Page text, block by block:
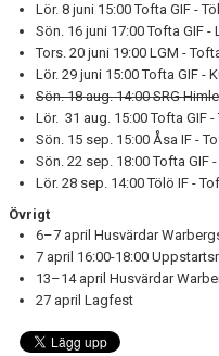
Lör. 8 juni 15:00 Tofta GIF -
Sön. 16 juni 17:00 Tofta GIF -
Tors. 20 juni 19:00 LGM -
Lör. 29 juni 15:00 Tofta GIF -
Sön. 18 aug. 14:00 SRG
Lör. 31 aug. 15:00 Tofta GIF -
Sön. 15 sep. 15:00 Åsa IF -
Sön. 22 sep. 18:00 Tofta GIF
Lör. 28 sep. 14:00 Tölö IF -
Övrigt
6–7 april Husvärdar
7 april 16:00-18:00
13–14 april Husvärdar
27 april Lagfest